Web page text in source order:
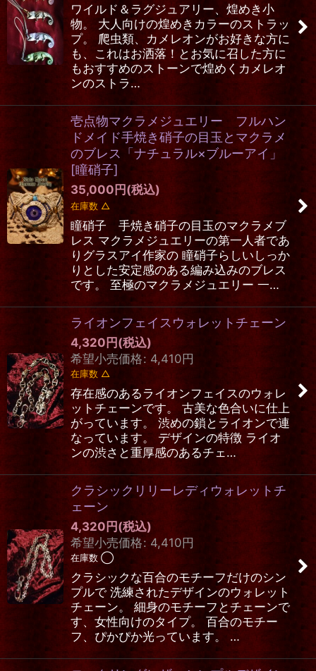
ワイルド＆ラグジュアリー、煌めき小
物。 大人向けの煌めきカラーのストラッ
プ。 爬虫類、カメレオンがお好きな方に
も、これはお洒落！とお気に召した方に
もおすすめのストーンで煌めくカメレオ
ンのストラ…
壱点物マクラメジュエリー フルハン
ドメイド手焼き硝子の目玉とマクラメ
のブレス「ナチュラル×ブルーアイ」
[瞳硝子]
35,000 円 (税込)
在庫数 △
瞳硝子 手焼き硝子の目玉のマクラメブ
レス マクラメジュエリーの第一人者であ
りグラスアイ作家の 瞳硝子らしいしっか
りとした安定感のある編み込みのブレス
です。 至極のマクラメジュエリー 一…
ライオンフェイスウォレットチェーン
4,320 円 (税込)
希望小売価格: 4,410 円
在庫数 △
存在感のあるライオンフェイスのウォレ
ットチェーンです。 古美な色合いに仕上
がっています。 渋めの鎖とライオンで連
なっています。 デザインの特徴 ライオ
ンの渋さと重厚感のあるチェ…
クラシックリリーレディウォレットチ
ェーン
4,320 円 (税込)
希望小売価格: 4,410 円
在庫数 ◯
クラシックな百合のモチーフだけのシン
プルで 洗練されたデザインのウォレット
チェーン。 細身のモチーフとチェーンで
す、女性向けのタイプ。 百合のモチー
フ、ぴかぴか光っています。 …